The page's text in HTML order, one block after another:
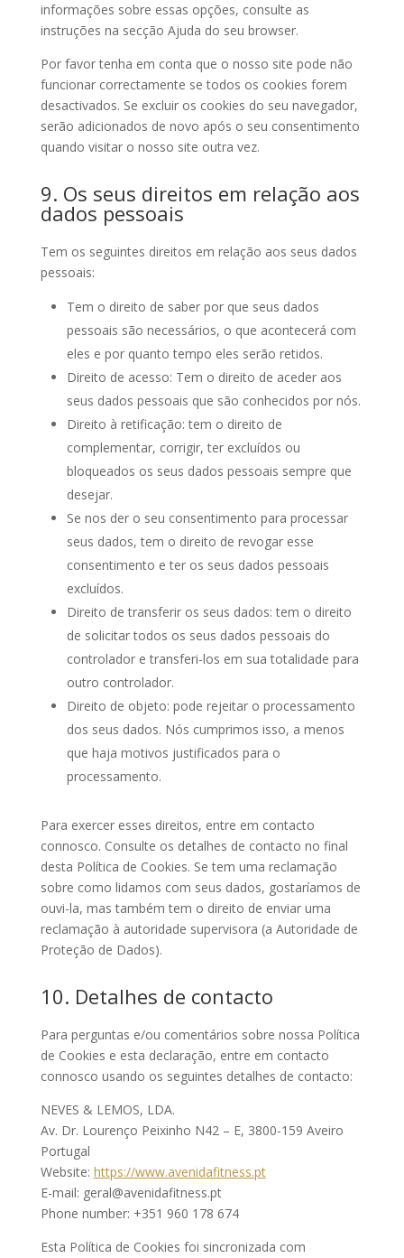
informações sobre essas opções, consulte as
instruções na secção Ajuda do seu browser.
Por favor tenha em conta que o nosso site pode não
funcionar correctamente se todos os cookies forem
desactivados. Se excluir os cookies do seu navegador,
serão adicionados de novo após o seu consentimento
quando visitar o nosso site outra vez.
9. Os seus direitos em relação aos
dados pessoais
Tem os seguintes direitos em relação aos seus dados
pessoais:
Tem o direito de saber por que seus dados
pessoais são necessários, o que acontecerá com
eles e por quanto tempo eles serão retidos.
Direito de acesso: Tem o direito de aceder aos
seus dados pessoais que são conhecidos por nós.
Direito à retificação: tem o direito de
complementar, corrigir, ter excluídos ou
bloqueados os seus dados pessoais sempre que
desejar.
Se nos der o seu consentimento para processar
seus dados, tem o direito de revogar esse
consentimento e ter os seus dados pessoais
excluídos.
Direito de transferir os seus dados: tem o direito
de solicitar todos os seus dados pessoais do
controlador e transferi-los em sua totalidade para
outro controlador.
Direito de objeto: pode rejeitar o processamento
dos seus dados. Nós cumprimos isso, a menos
que haja motivos justificados para o
processamento.
Para exercer esses direitos, entre em contacto
connosco. Consulte os detalhes de contacto no final
desta Política de Cookies. Se tem uma reclamação
sobre como lidamos com seus dados, gostaríamos de
ouvi-la, mas também tem o direito de enviar uma
reclamação à autoridade supervisora (a Autoridade de
Proteção de Dados).
10. Detalhes de contacto
Para perguntas e/ou comentários sobre nossa Política
de Cookies e esta declaração, entre em contacto
connosco usando os seguintes detalhes de contacto:
NEVES & LEMOS, LDA.
Av. Dr. Lourenço Peixinho N42 – E, 3800-159 Aveiro
Portugal
Website: https://www.avenidafitness.pt
E-mail: geral@avenidafitness.pt
Phone number: +351 960 178 674
Esta Política de Cookies foi sincronizada com